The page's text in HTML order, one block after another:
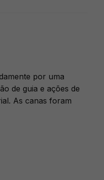
por uma
de guia e ações de
As canas foram